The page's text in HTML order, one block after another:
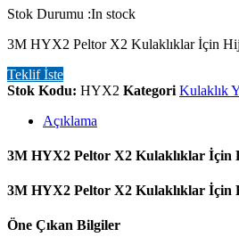
Stok Durumu :In stock
3M HYX2 Peltor X2 Kulaklıklar İçin
Teklif İste
Stok Kodu: HYX2 Kategori Kulaklık
Açıklama
3M HYX2 Peltor X2 Kulaklıklar İçin
3M HYX2 Peltor X2 Kulaklıklar İçin
Öne Çıkan Bilgiler